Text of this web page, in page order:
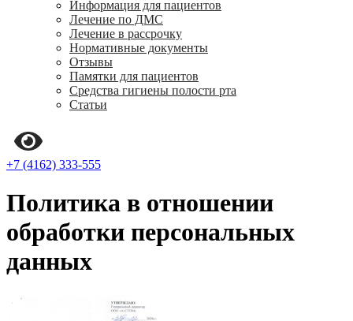
Информация для пациентов
Лечение по ДМС
Лечение в рассрочку
Нормативные документы
Отзывы
Памятки для пациентов
Средства гигиены полости рта
Статьи
+7 (4162) 333-555
Политика в отношении
обработки персональных
данных